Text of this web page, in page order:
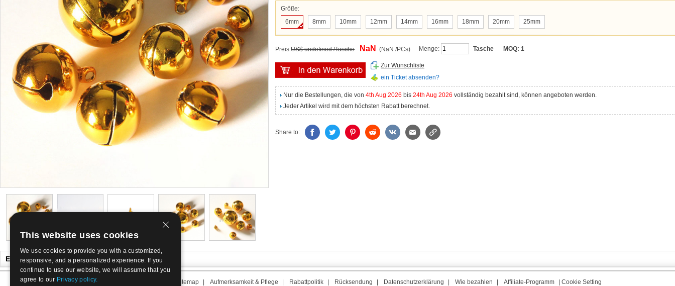
Größe:
6mm
8mm 10mm 12mm 14mm 16mm 18mm 20mm 25mm
Preis:US$ undefined /Tasche NaN (NaN /PCs) Menge: Tasche MOQ: 1
Zur Wunschliste
ein Ticket absenden?
Nur die Bestellungen, die von 4th Aug 2026 bis 24th Aug 2026 vollständig bezahlt sind, können angeboten werden.
Jeder Artikel wird mit dem höchsten Rabatt berechnet.
Share to:
Es könnte Ihnen auch gefallen
Über uns Sitemap Aufmerksamkeit & Pflege Rabattpolitik Rücksendung Datenschutzerklärung Wie bezahlen Affiliate-Programm Cookie Setting
This website uses cookies
We use cookies to provide you with a customized,
responsive, and a personalized experience. If you
continue to use our website, we will assume that you
agree to our Privacy policy.